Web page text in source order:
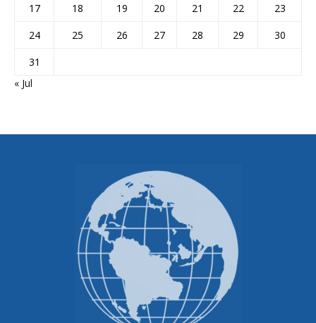
17
18 19 20 21 22
23
24
25 26 27 28 29
30
31
« Jul